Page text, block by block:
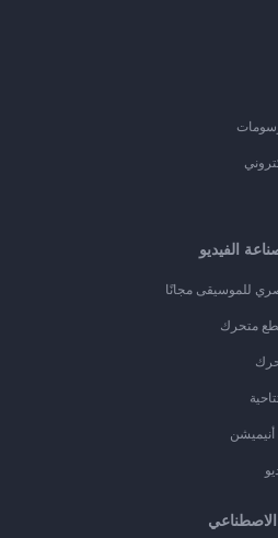
الفيديو
للموسيقى مجانًا
متحرك
الاصطناعي